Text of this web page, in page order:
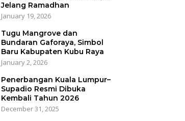
Jelang Ramadhan
January 19, 2026
Tugu Mangrove dan
Bundaran Gaforaya, Simbol
Baru Kabupaten Kubu Raya
January 2, 2026
Penerbangan Kuala Lumpur–
Supadio Resmi Dibuka
Kembali Tahun 2026
December 31, 2025